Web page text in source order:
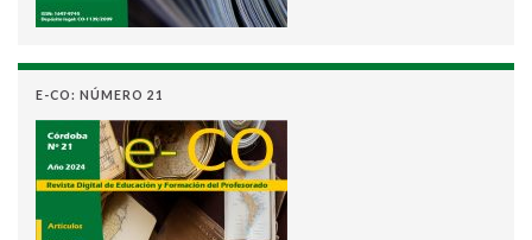
E-CO: NÚMERO 21